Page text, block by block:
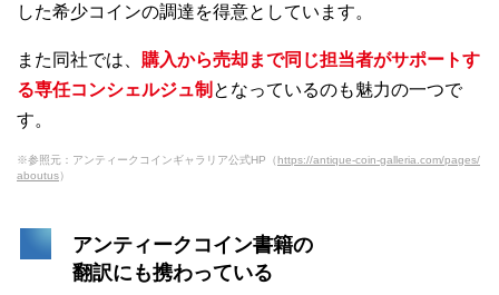
した希少コインの調達を得意としています。
また同社では、 購入から売却まで同じ担当者がサポートす
る専任コンシェルジュ制 となっているのも魅力の一つで
す。
※参照元：アンティークコインギャラリア公式HP（https://antique-coin-galleria.com/pages/
aboutus）
アンティークコイン書籍の
翻訳にも携わっている